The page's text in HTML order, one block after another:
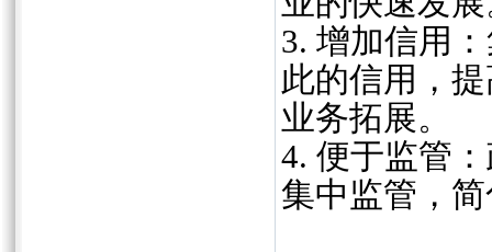
3. 增加信用
此的信用，
业务拓展。
4. 便于监管
集中监管，